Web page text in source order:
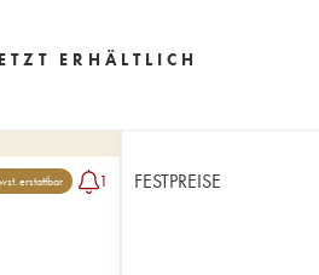
ERHÄLTLICH
erstattbar 1 FESTPREISE